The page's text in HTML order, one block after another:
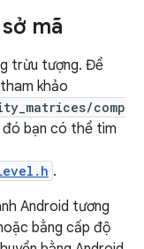
mã
trừu tượng. Để
khảo
comp
bạn có thể tìm
.
Android tương
bằng cấp độ